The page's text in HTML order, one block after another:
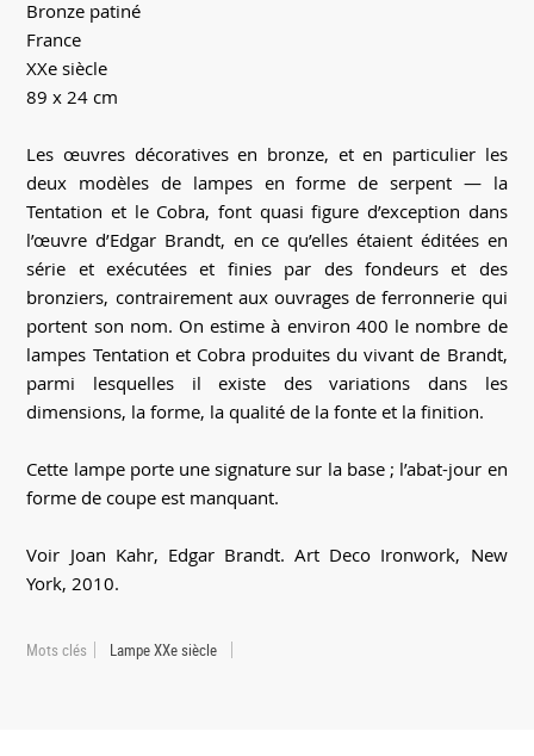
Bronze patiné
France
XXe siècle
89 x 24 cm
Les œuvres décoratives en bronze, et en particulier les
deux modèles de lampes en forme de serpent — la
Tentation et le Cobra, font quasi figure d’exception dans
l’œuvre d’Edgar Brandt, en ce qu’elles étaient éditées en
série et exécutées et finies par des fondeurs et des
bronziers, contrairement aux ouvrages de ferronnerie qui
portent son nom. On estime à environ 400 le nombre de
lampes Tentation et Cobra produites du vivant de Brandt,
parmi lesquelles il existe des variations dans les
dimensions, la forme, la qualité de la fonte et la finition.
Cette lampe porte une signature sur la base ; l’abat-jour en
forme de coupe est manquant.
Voir Joan Kahr, Edgar Brandt. Art Deco Ironwork, New
York, 2010.
Mots clés Lampe XXe siècle